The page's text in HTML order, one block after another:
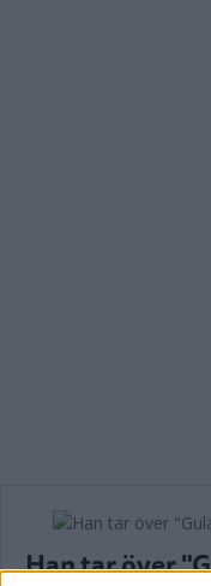
Han tar över